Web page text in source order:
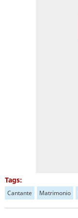
Tags:
Cantante Matrimonio